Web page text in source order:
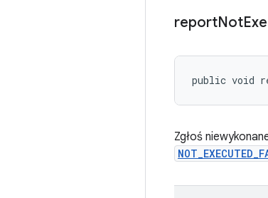
reportNot
public void
Zgłoś